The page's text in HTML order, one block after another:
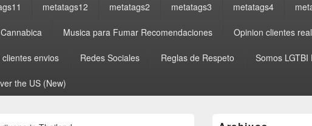
metatags12 metatags2 metatags3 metatags4
Musica para Fumar Recomendaciones Opinion clientes real
envios Redes Sociales Reglas de Respeto Somos LGTBI
the US (New)